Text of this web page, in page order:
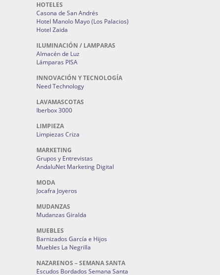
HOTELES
Casona de San Andrés
Hotel Manolo Mayo (Los Palacios)
Hotel Zaida
ILUMINACIÓN / LAMPARAS
Almacén de Luz
Lámparas PISA
INNOVACIÓN Y TECNOLOGÍA
Need Technology
LAVAMASCOTAS
Iberbox 3000
LIMPIEZA
Limpiezas Criza
MARKETING
Grupos y Entrevistas
AndaluNet Marketing Digital
MODA
Jocafra Joyeros
MUDANZAS
Mudanzas Giralda
MUEBLES
Barnizados García e Hijos
Muebles La Negrilla
NAZARENOS – SEMANA SANTA
Escudos Bordados Semana Santa